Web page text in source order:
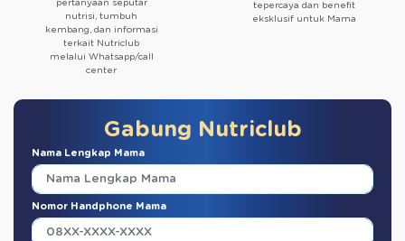
pertanyaan seputar
nutrisi, tumbuh
kembang, dan informasi
terkait Nutriclub
melalui Whatsapp/call
center
tepercaya dan benefit
eksklusif untuk Mama
Gabung Nutriclub
Nama Lengkap Mama
Nomor Handphone Mama